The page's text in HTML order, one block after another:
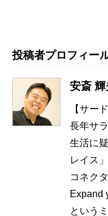
投稿者プロフィー
安斎 輝
【サー
長年サ
生活に
レイス
コネク
Expand
という